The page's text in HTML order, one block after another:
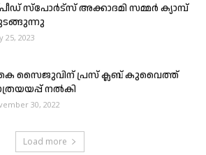
സ്പോർട്സ് അക്കാദമി സമ്മർ ക്യാമ്പ്
25, 2023
സൈജുവിന്‌ പ്രസ് ക്ലബ് കുവൈത്ത്
നൽകി
30, 2022
Load more